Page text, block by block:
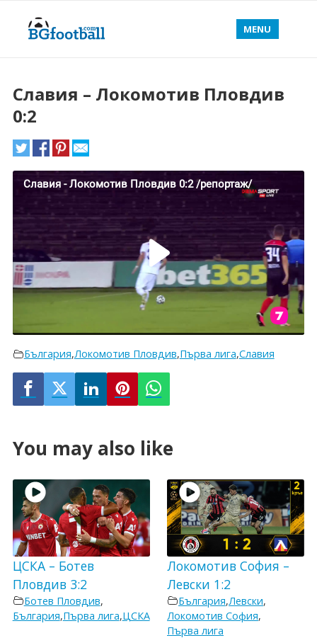
MENU
Славия – Локомотив Пловдив
0:2
България,Локомотив Пловдив,Първа лига,Славия
You may also like
ЦСКА – Ботев
Пловдив 3:2
Ботев Пловдив,
България,Първа лига,ЦСКА
Локомотив София –
Левски 1:2
България,Левски,
Локомотив София,
Първа лига